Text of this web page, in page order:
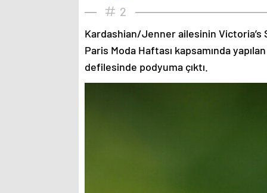
2
Kardashian/Jenner ailesinin
Paris Moda Haftası kapsamında
defilesinde podyuma çıktı.